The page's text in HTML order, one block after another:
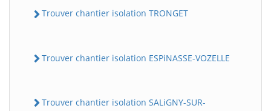
Trouver chantier isolation TRONGET
Trouver chantier isolation ESPiNASSE-VOZELLE
Trouver chantier isolation SALiGNY-SUR-